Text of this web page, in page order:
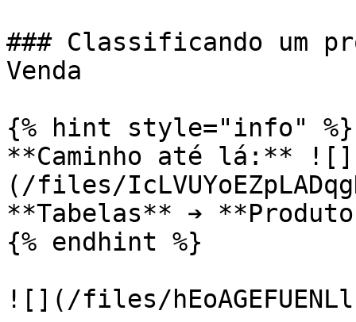
### Classificando um
Venda
{% hint style="info" %}
**Caminho até lá:** ![]
(/files/
**Tabelas** ➔
{% endhint %}
![](/files/